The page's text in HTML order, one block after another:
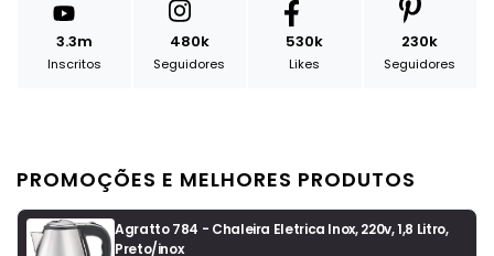
3.3m
Inscritos
480k
Seguidores
530k
Likes
230k
Seguidores
PROMOÇÕES E MELHORES PRODUTOS
Agratto 784 - Chaleira Eletrica Inox, 220v, 1,8 Litro,
Preto/inox